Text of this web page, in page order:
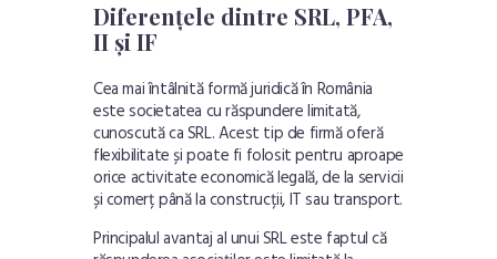
Diferențele dintre SRL, PFA,
II și IF
Cea mai întâlnită formă juridică în România
este societatea cu răspundere limitată,
cunoscută ca SRL. Acest tip de firmă oferă
flexibilitate și poate fi folosit pentru aproape
orice activitate economică legală, de la servicii
și comerț până la construcții, IT sau transport.
Principalul avantaj al unui SRL este faptul că